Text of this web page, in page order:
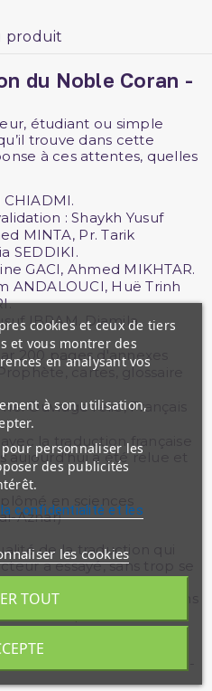
produit
du Noble Coran -
étudiant ou simple
trouve dans cette
à ces attentes, quelles
: Shaykh Yusuf
MINTA, Pr. Tarik
SEDDIKI.
GACI, Ahmed MIKHTAR.
ANDALOUCI, Huë Trinh
IBRAM, Djamila
200 pages d'annexes
cartes, glossaire
Ouvrage relié, Français
avec la traduction française
aujourd’hui a été relue et
Azhar)
de la traduction qui
a essayé, sans trop se
la polysémie des
sans cesse fidèle au sens
ès lettres en islamologie-
cookies et ceux de tiers
et vous montrer des
en analysant vos
à son utilisation,
personnaliser les
des publicités
confidentialité et les
les cookies
TOUT